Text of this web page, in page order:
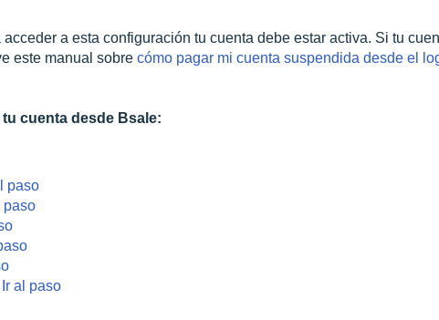
a esta configuración tu cuenta debe estar activa. Si tu
este manual sobre cómo pagar mi cuenta suspendida desde el
cuenta desde Bsale:
paso
paso
Ir al paso